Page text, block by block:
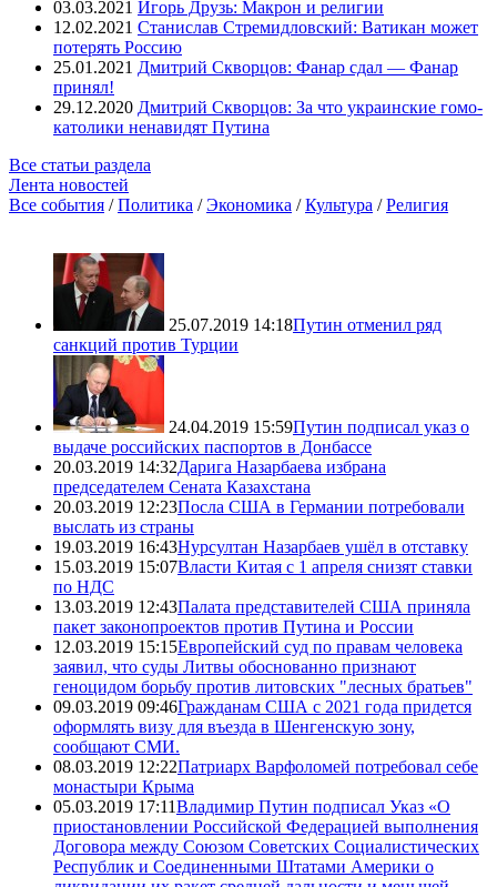
03.03.2021 Игорь Друзь: Макрон и религии
12.02.2021 Станислав Стремидловский: Ватикан может
потерять Россию
25.01.2021 Дмитрий Скворцов: Фанар сдал — Фанар
принял!
29.12.2020 Дмитрий Скворцов: За что украинские гомо-
католики ненавидят Путина
Все статьи раздела
Лента новостей
Все события /Политика /Экономика /Культура /Религия
25.07.2019 14:18Путин отменил ряд
санкций против Турции
24.04.2019 15:59Путин подписал указ о
выдаче российских паспортов в Донбассе
20.03.2019 14:32Дарига Назарбаева избрана
председателем Сената Казахстана
20.03.2019 12:23Посла США в Германии потребовали
выслать из страны
19.03.2019 16:43Нурсултан Назарбаев ушёл в отставку
15.03.2019 15:07Власти Китая с 1 апреля снизят ставки
по НДС
13.03.2019 12:43Палата представителей США приняла
пакет законопроектов против Путина и России
12.03.2019 15:15Европейский суд по правам человека
заявил, что суды Литвы обоснованно признают
геноцидом борьбу против литовских "лесных братьев"
09.03.2019 09:46Гражданам США с 2021 года придется
оформлять визу для въезда в Шенгенскую зону,
сообщают СМИ.
08.03.2019 12:22Патриарх Варфоломей потребовал себе
монастыри Крыма
05.03.2019 17:11Владимир Путин подписал Указ «О
приостановлении Российской Федерацией выполнения
Договора между Союзом Советских Социалистических
Республик и Соединенными Штатами Америки о